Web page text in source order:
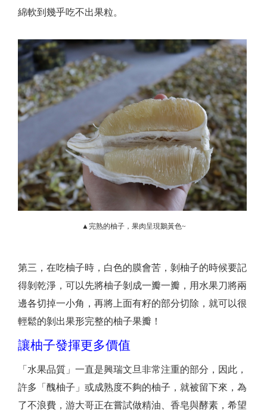
綿軟到幾乎吃不出果粒。
▲完熟的柚子，果肉呈現鵝黃色~
第三，在吃柚子時，白色的膜會苦，剝柚子的時候要記
得剝乾淨，可以先將柚子剝成一瓣一瓣，用水果刀將兩
邊各切掉一小角，再將上面有籽的部分切除，就可以很
輕鬆的剝出果形完整的柚子果瓣！
讓柚子發揮更多價值
「水果品質」一直是興瑞文旦非常注重的部分，因此，
許多「醜柚子」或成熟度不夠的柚子，就被留下來，為
了不浪費，游大哥正在嘗試做精油、香皂與酵素，希望